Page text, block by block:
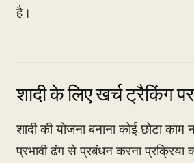
है।
शादी के लिए खर्च ट्रैकिंग
शादी की योजना बनाना कोई छोटा काम
प्रभावी ढंग से प्रबंधन करना प्रक्रिया